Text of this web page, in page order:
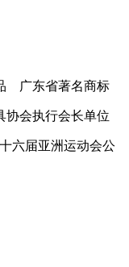
广东省著名商标
会执行会长单位
六届亚洲运动会公